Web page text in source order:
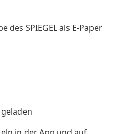
des SPIEGEL als E-Paper